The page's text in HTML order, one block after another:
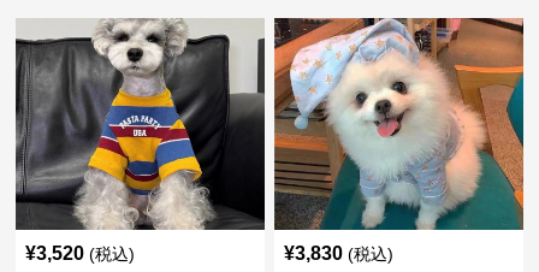
¥3,520 (税込) ¥3,830 (税込)